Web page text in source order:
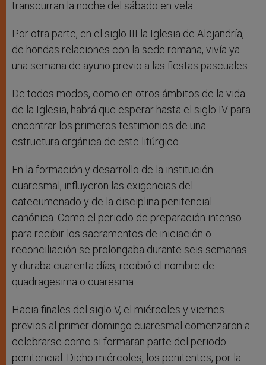
transcurran la noche del sábado en vela.
Por otra parte, en el siglo III la Iglesia de Alejandría,
de hondas relaciones con la sede romana, vivía ya
una semana de ayuno previo a las fiestas pascuales.
De todos modos, como en otros ámbitos de la vida
de la Iglesia, habrá que esperar hasta el siglo IV para
encontrar los primeros testimonios de una
estructura orgánica de este litúrgico.
En la formación y desarrollo de la institución
cuaresmal, influyeron las exigencias del
catecumenado y de la disciplina penitencial
canónica. Como el periodo de preparación intenso
para recibir los sacramentos de iniciación o
reconciliación se prolongaba durante seis semanas
y duraba cuarenta días, recibió el nombre de
quadragesima o cuaresma.
Hacia finales del siglo V, el miércoles y viernes
previos al primer domingo cuaresmal comenzaron a
celebrarse como si formaran parte del periodo
penitencial. Dicho miércoles, los penitentes, por la